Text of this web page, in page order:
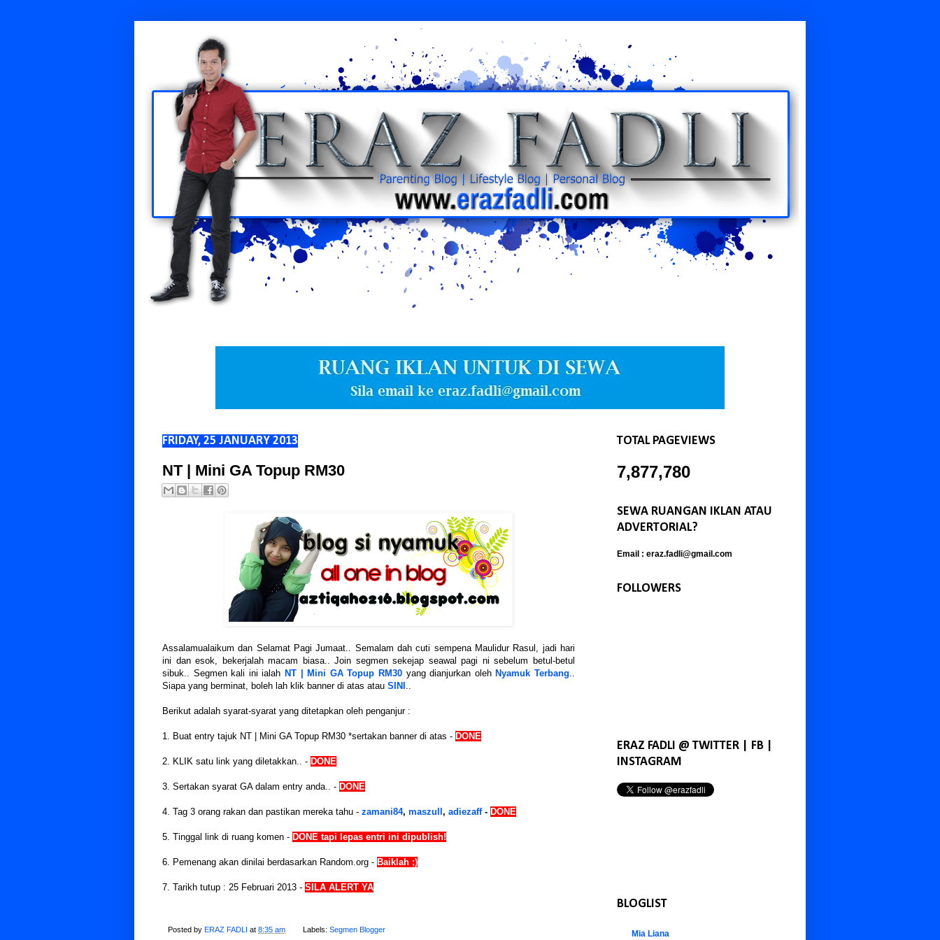
FRIDAY, 25 JANUARY 2013
NT | Mini GA Topup RM30
Assalamualaikum dan Selamat Pagi Jumaat.. Semalam dah cuti sempena Maulidur Rasul, jadi hari
ini dan esok, bekerjalah macam biasa.. Join segmen sekejap seawal pagi ni sebelum betul-betul
sibuk.. Segmen kali ini ialah NT | Mini GA Topup RM30 yang dianjurkan olehNyamuk Terbang
Siapa yang berminat, boleh lah klik banner di atas atau SINI
Berikut adalah syarat-syarat yang ditetapkan oleh penganjur :
1. Buat entry tajuk NT | Mini GA Topup RM30 *sertakan banner di atas - DONE
2. KLIK satu link yang diletakkan.. - DONE
3. Sertakan syarat GA dalam entry anda.. - DONE
4. Tag 3 orang rakan dan pastikan mereka tahu - zamani84, maszull, adiezaff- DONE
5. Tinggal link di ruang komen - DONE tapi lepas entri ini dipublish!
6. Pemenang akan dinilai berdasarkan Random.org - Baiklah ;)
7. Tarikh tutup : 25 Februari 2013 - SILA ALERT YA
Posted by ERAZ FADLI at 8:35 am Labels: Segmen Blogger
TOTAL PAGEVIEWS
7,877,780
SEWA RUANGAN IKLAN ATAU
ADVERTORIAL?
Email : eraz.fadli@gmail.com
FOLLOWERS
ERAZ FADLI @ TWITTER | FB |
INSTAGRAM
BLOGLIST
Mia Liana